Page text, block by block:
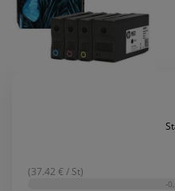
(37.42 € / St)
-